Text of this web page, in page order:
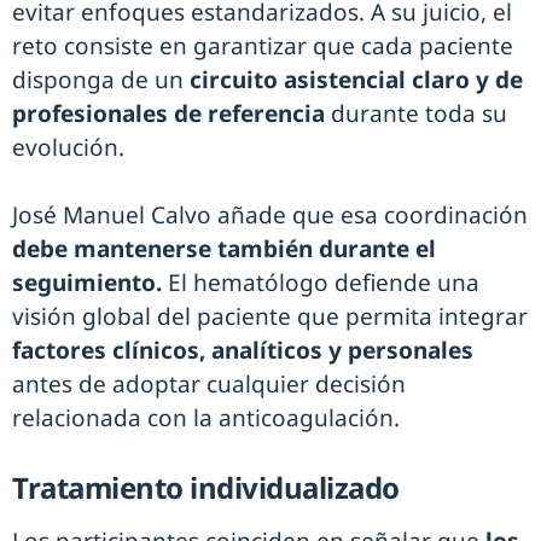
evitar enfoques estandarizados. A su juicio, el
reto consiste en garantizar que cada paciente
disponga de un circuito asistencial claro y de
profesionales de referencia durante toda su
evolución.
José Manuel Calvo añade que esa coordinación
debe mantenerse también durante el
seguimiento. El hematólogo defiende una
visión global del paciente que permita integrar
factores clínicos, analíticos y personales
antes de adoptar cualquier decisión
relacionada con la anticoagulación.
Tratamiento individualizado